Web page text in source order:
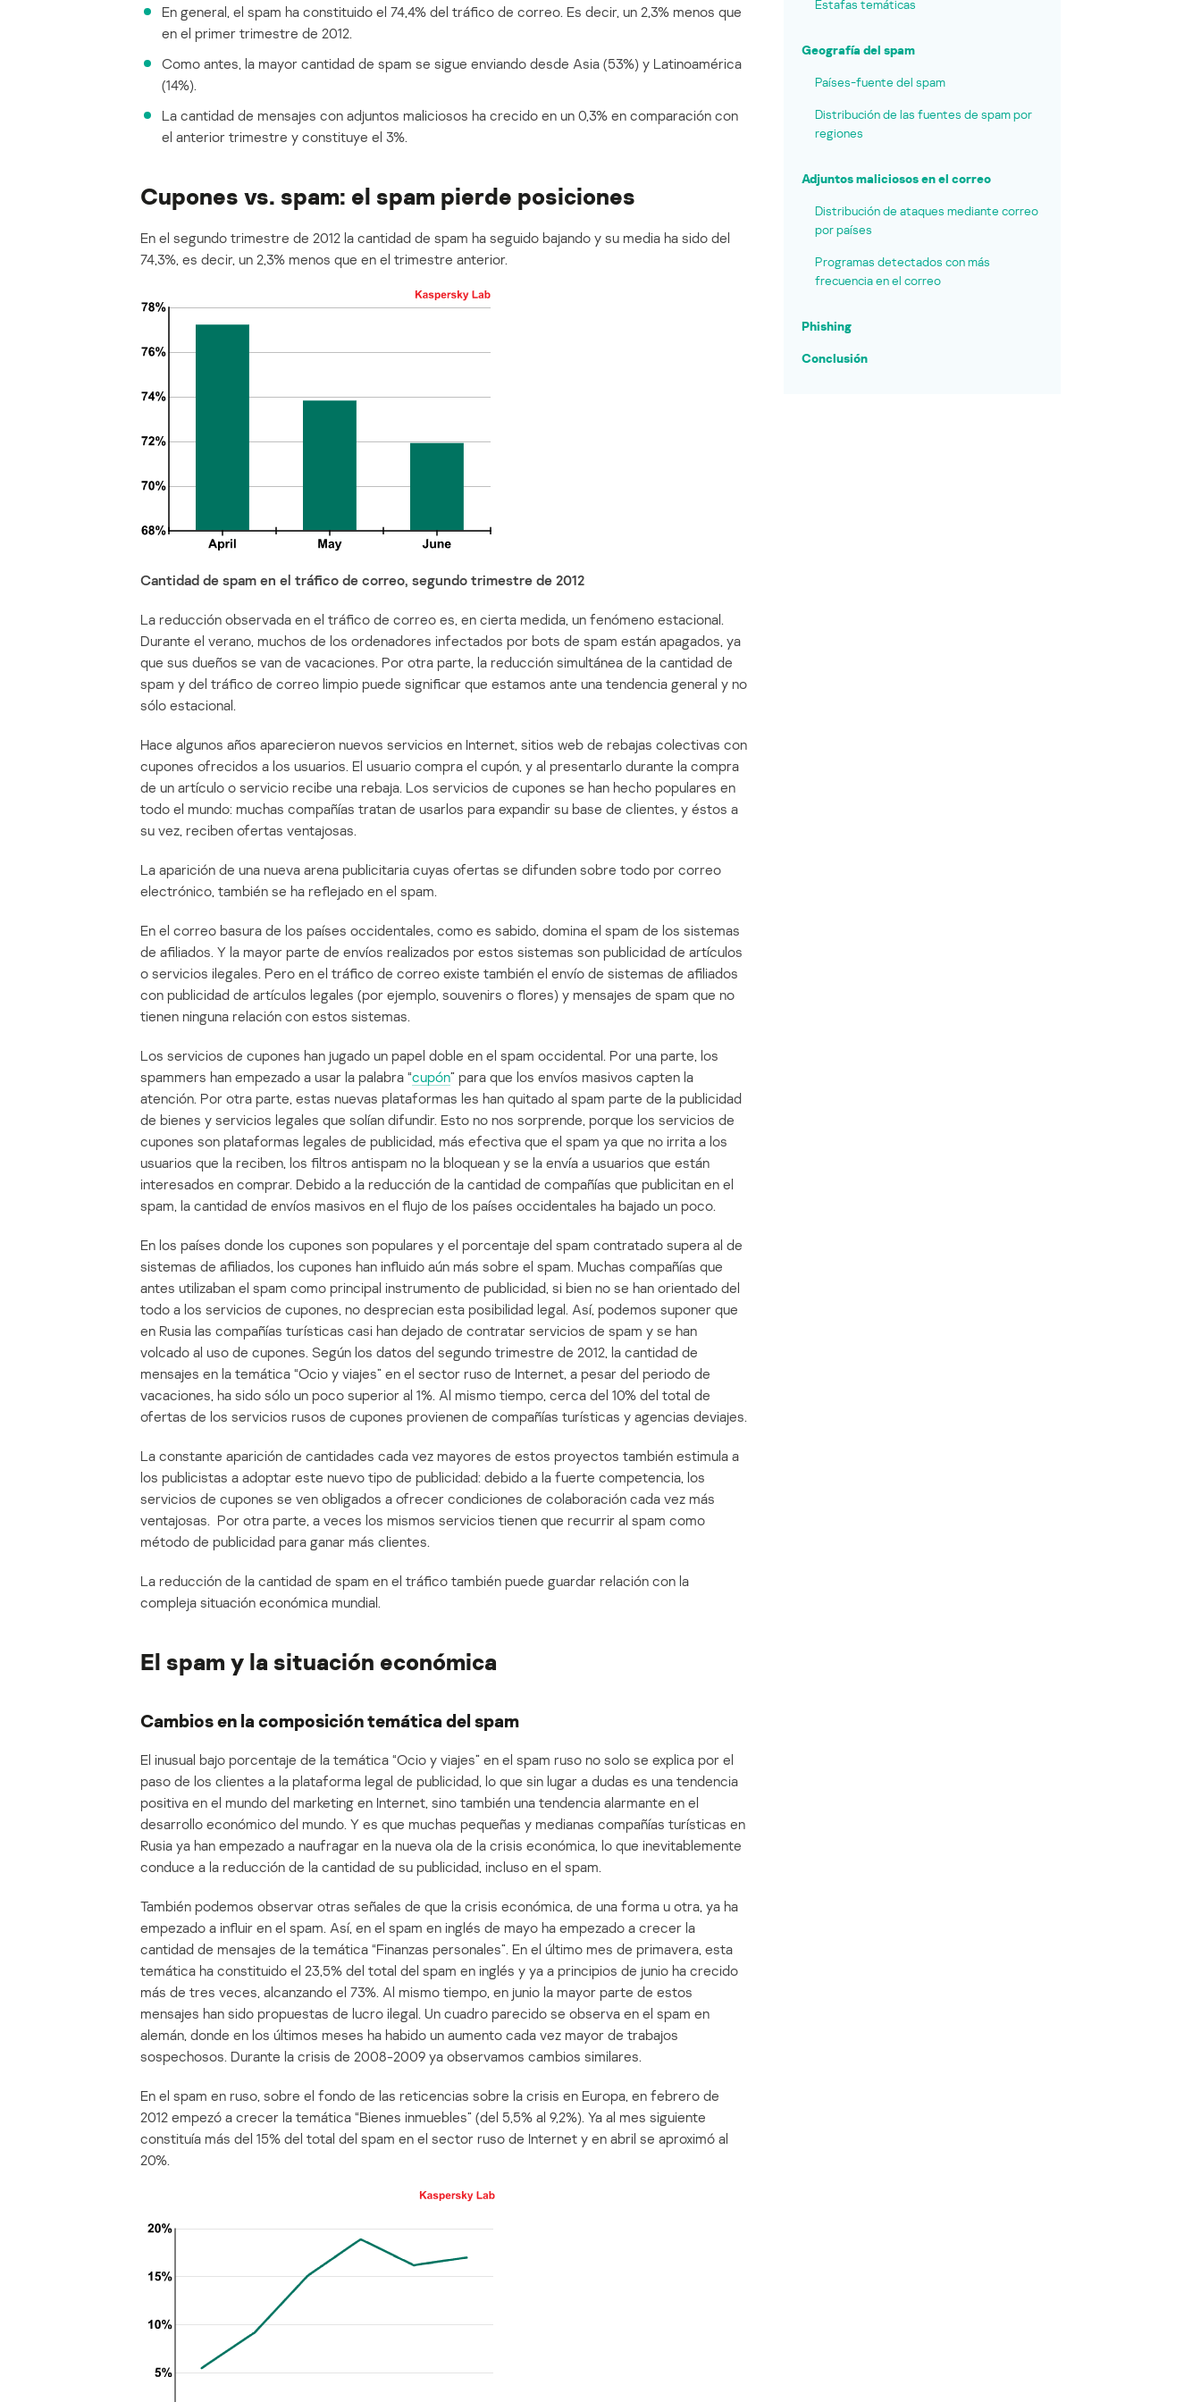
En general, el spam ha constituido el 74,4% del tráfico de correo. Es decir, un 2,3% menos que
en el primer trimestre de 2012.
Como antes, la mayor cantidad de spam se sigue enviando desde Asia (53%) y Latinoamérica
(14%).
La cantidad de mensajes con adjuntos maliciosos ha crecido en un 0,3% en comparación con
el anterior trimestre y constituye el 3%.
Cupones vs. spam: el spam pierde posiciones
En el segundo trimestre de 2012 la cantidad de spam ha seguido bajando y su media ha sido del
74,3%, es decir, un 2,3% menos que en el trimestre anterior.
Cantidad de spam en el tráfico de correo, segundo trimestre de 2012
La reducción observada en el tráfico de correo es, en cierta medida, un fenómeno estacional.
Durante el verano, muchos de los ordenadores infectados por bots de spam están apagados, ya
que sus dueños se van de vacaciones. Por otra parte, la reducción simultánea de la cantidad de
spam y del tráfico de correo limpio puede significar que estamos ante una tendencia general y no
sólo estacional.
Hace algunos años aparecieron nuevos servicios en Internet, sitios web de rebajas colectivas con
cupones ofrecidos a los usuarios. El usuario compra el cupón, y al presentarlo durante la compra
de un artículo o servicio recibe una rebaja. Los servicios de cupones se han hecho populares en
todo el mundo: muchas compañías tratan de usarlos para expandir su base de clientes, y éstos a
su vez, reciben ofertas ventajosas.
La aparición de una nueva arena publicitaria cuyas ofertas se difunden sobre todo por correo
electrónico, también se ha reflejado en el spam.
En el correo basura de los países occidentales, como es sabido, domina el spam de los sistemas
de afiliados. Y la mayor parte de envíos realizados por estos sistemas son publicidad de artículos
o servicios ilegales. Pero en el tráfico de correo existe también el envío de sistemas de afiliados
con publicidad de artículos legales (por ejemplo, souvenirs o flores) y mensajes de spam que no
tienen ninguna relación con estos sistemas.
Los servicios de cupones han jugado un papel doble en el spam occidental. Por una parte, los
spammers han empezado a usar la palabra “cupón” para que los envíos masivos capten la
atención. Por otra parte, estas nuevas plataformas les han quitado al spam parte de la publicidad
de bienes y servicios legales que solían difundir. Esto no nos sorprende, porque los servicios de
cupones son plataformas legales de publicidad, más efectiva que el spam ya que no irrita a los
usuarios que la reciben, los filtros antispam no la bloquean y se la envía a usuarios que están
interesados en comprar. Debido a la reducción de la cantidad de compañías que publicitan en el
spam, la cantidad de envíos masivos en el flujo de los países occidentales ha bajado un poco.
En los países donde los cupones son populares y el porcentaje del spam contratado supera al de
sistemas de afiliados, los cupones han influido aún más sobre el spam. Muchas compañías que
antes utilizaban el spam como principal instrumento de publicidad, si bien no se han orientado del
todo a los servicios de cupones, no desprecian esta posibilidad legal. Así, podemos suponer que
en Rusia las compañías turísticas casi han dejado de contratar servicios de spam y se han
volcado al uso de cupones. Según los datos del segundo trimestre de 2012, la cantidad de
mensajes en la temática “Ocio y viajes” en el sector ruso de Internet, a pesar del periodo de
vacaciones, ha sido sólo un poco superior al 1%. Al mismo tiempo, cerca del 10% del total de
ofertas de los servicios rusos de cupones provienen de compañías turísticas y agencias deviajes.
La constante aparición de cantidades cada vez mayores de estos proyectos también estimula a
los publicistas a adoptar este nuevo tipo de publicidad: debido a la fuerte competencia, los
servicios de cupones se ven obligados a ofrecer condiciones de colaboración cada vez más
ventajosas. Por otra parte, a veces los mismos servicios tienen que recurrir al spam como
método de publicidad para ganar más clientes.
La reducción de la cantidad de spam en el tráfico también puede guardar relación con la
compleja situación económica mundial.
El spam y la situación económica
Cambios en la composición temática del spam
El inusual bajo porcentaje de la temática “Ocio y viajes” en el spam ruso no solo se explica por el
paso de los clientes a la plataforma legal de publicidad, lo que sin lugar a dudas es una tendencia
positiva en el mundo del marketing en Internet, sino también una tendencia alarmante en el
desarrollo económico del mundo. Y es que muchas pequeñas y medianas compañías turísticas en
Rusia ya han empezado a naufragar en la nueva ola de la crisis económica, lo que inevitablemente
conduce a la reducción de la cantidad de su publicidad, incluso en el spam.
También podemos observar otras señales de que la crisis económica, de una forma u otra, ya ha
empezado a influir en el spam. Así, en el spam en inglés de mayo ha empezado a crecer la
cantidad de mensajes de la temática “Finanzas personales”. En el último mes de primavera, esta
temática ha constituido el 23,5% del total del spam en inglés y ya a principios de junio ha crecido
más de tres veces, alcanzando el 73%. Al mismo tiempo, en junio la mayor parte de estos
mensajes han sido propuestas de lucro ilegal. Un cuadro parecido se observa en el spam en
alemán, donde en los últimos meses ha habido un aumento cada vez mayor de trabajos
sospechosos. Durante la crisis de 2008-2009 ya observamos cambios similares.
En el spam en ruso, sobre el fondo de las reticencias sobre la crisis en Europa, en febrero de
2012 empezó a crecer la temática “Bienes inmuebles” (del 5,5% al 9,2%). Ya al mes siguiente
constituía más del 15% del total del spam en el sector ruso de Internet y en abril se aproximó al
20%.
Estafas temáticas
Geografía del spam
Países-fuente del spam
Distribución de las fuentes de spam por
regiones
Adjuntos maliciosos en el correo
Distribución de ataques mediante correo
por países
Programas detectados con más
frecuencia en el correo
Phishing
Conclusión